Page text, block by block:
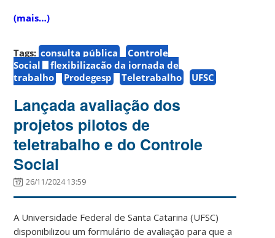
(mais…)
Tags: consulta pública
Controle
Social
flexibilização da jornada de
trabalho
Prodegesp Teletrabalho UFSC
Lançada avaliação dos
projetos pilotos de
teletrabalho e do Controle
Social
26/11/2024 13:59
A Universidade Federal de Santa Catarina (UFSC)
disponibilizou um formulário de avaliação para que a